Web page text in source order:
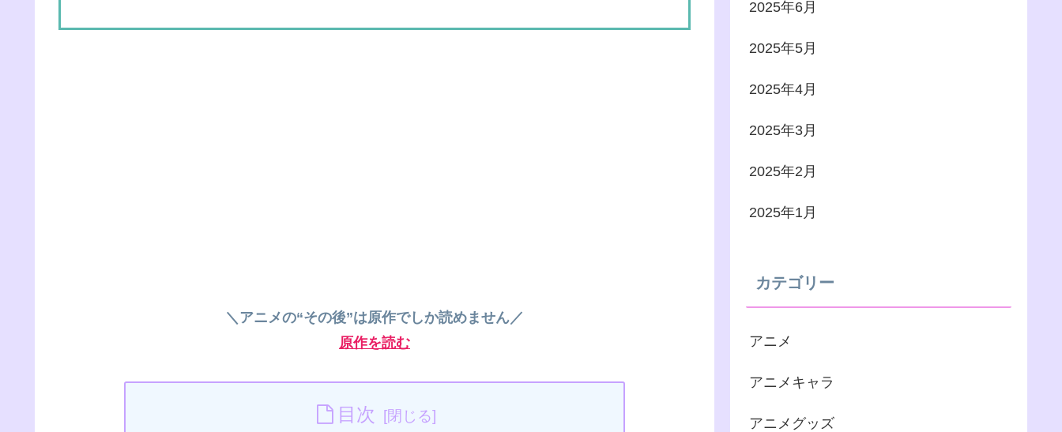
＼アニメの“その後”は原作でしか読めません／
原作を読む
目次
2025年6月
2025年5月
2025年4月
2025年3月
2025年2月
2025年1月
カテゴリー
アニメ
アニメキャラ
アニメグッズ